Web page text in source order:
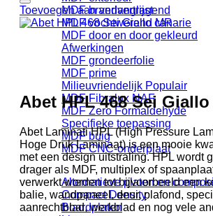
MDF brandvertragend
MDF vochtwerend MR
MDF door en door gekleurd
Afwerkingen
MDF grondeerfolie
MDF prime
Milieuvriendelijk
MDF Fibralux NAF
MDF Zero Formaldehyde
Specifieke toepassing
MDF buig
MDF CNC-onderplaat
Alternatieve platen en
Compact Density
Boardplaten
Toevoegen aan verlanglijst
Abet HPL 468 Sei
Abet Laminati HPL (High Pressure
Hoge Druk Laminaat) is een mooie
met een design uitstraling. HPL wordt
drager als MDF, multiplex of
verwerkt worden tot bijvoorbeeld een
balie, wandpaneel, deur, plafond,
aanrechtblad, werkblad en nog vele